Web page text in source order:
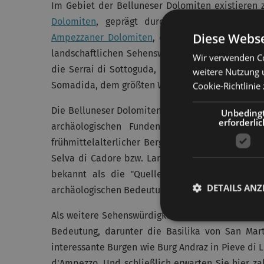
Im Gebiet der Belluneser Dolomiten existieren
Dolomiten, geprägt durch eine
Ampezzaner Dolomiten, der unter der
landschaftlichen Sehenswürdigkeiten gehören
die Serrai di Sottoguda, eine enge Schlucht in
Somadida, dem größten Waldgebiet des Cadore.
Die Belluneser Dolomiten waren schon in der
archäologischen Funden wie zum Beispiel
frühmittelalterlicher Bergbauort; die
Selva di Cadore bzw. Lamon; und bei Calalzo
bekannt als die "Quelle der Zivilisation von
archäologischen Bedeutung einen Besuch wert.
Als weitere Sehenswürdigkeiten in den
Bedeutung, darunter die Basilika von San
interessante Burgen wie Burg Andraz in Pieve
Diese
Wir verwenden
weitere Nutzung
Cookie-Richtlinie
DETAILS